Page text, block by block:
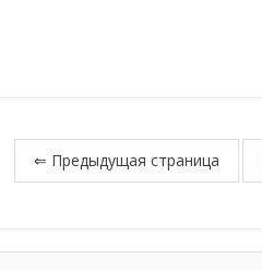
⇐ Предыдущая страница